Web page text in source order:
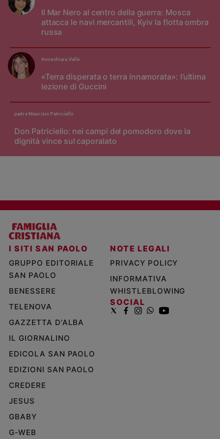
Il Mar Nero al centro della guerra: Mosca
attacca le navi mercantili, Kyiv la flotta ombra
russa
«Terra disperata o terra innamorata»: l’ultima
lezione di Guccini
Annachiara Valle
Don Patriciello: nei campi del pomodoro dove la
dignità vince sul caporalato
padre Maurizio Patriciello
I SITI SAN PAOLO
GRUPPO EDITORIALE
SAN PAOLO
BENESSERE
TELENOVA
GAZZETTA D'ALBA
IL GIORNALINO
EDICOLA SAN PAOLO
EDIZIONI SAN PAOLO
CREDERE
JESUS
GBABY
G-WEB
NOTE LEGALI
PRIVACY POLICY
INFORMATIVA
WHISTLEBLOWING
SOCIAL